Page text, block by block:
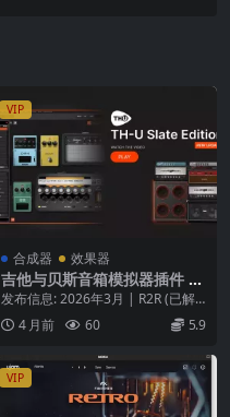
VIP
合成器 效果器
吉他与贝斯音箱模拟器插件 O
verloud TH-U Slate Edition
v2.0.9 UNLOCKED-WiN
发布信息: 2026年3月 | R2R (已解
锁版) 软件类型: 综合吉他与贝斯...
4 月前 60 5.9
VIP